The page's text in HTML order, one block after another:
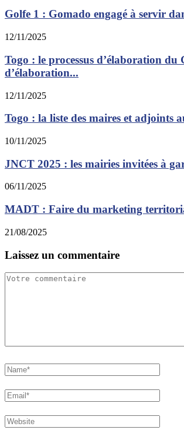
Golfe 1 : Gomado engagé à servir
12/11/2025
Togo : le processus d’élaboration du
d’élaboration...
12/11/2025
Togo : la liste des maires et adjoints
10/11/2025
JNCT 2025 : les mairies invitées à
06/11/2025
MADT : Faire du marketing
21/08/2025
Laissez un commentaire